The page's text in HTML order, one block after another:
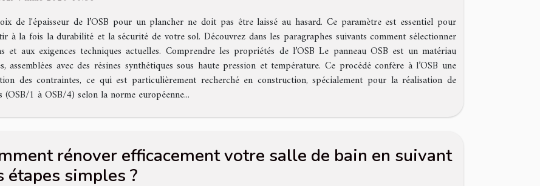
de l'épaisseur de l’OSB pour un plancher ne doit pas être laissé au hasard. Ce paramètre est essentiel pour
à la fois la durabilité et la sécurité de votre sol. Découvrez dans les paragraphes suivants comment sélectionner
et aux exigences techniques actuelles. Comprendre les propriétés de l’OSB Le panneau OSB est un matériau
assemblées avec des résines synthétiques sous haute pression et température. Ce procédé confère à l’OSB une
des contraintes, ce qui est particulièrement recherché en construction, spécialement pour la réalisation de
(OSB/1 à OSB/4) selon la norme européenne...
rénover efficacement votre salle de bain en suivant
étapes simples ?